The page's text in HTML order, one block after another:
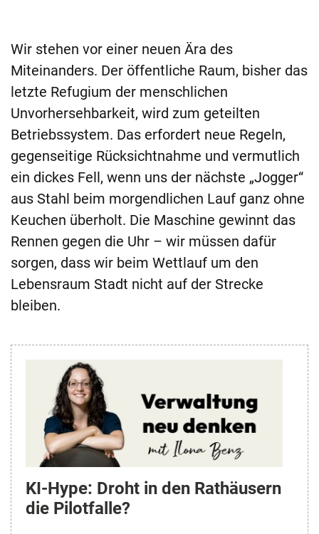
Wir stehen vor einer neuen Ära des
Miteinanders. Der öffentliche Raum, bisher das
letzte Refugium der menschlichen
Unvorhersehbarkeit, wird zum geteilten
Betriebssystem. Das erfordert neue Regeln,
gegenseitige Rücksichtnahme und vermutlich
ein dickes Fell, wenn uns der nächste „Jogger“
aus Stahl beim morgendlichen Lauf ganz ohne
Keuchen überholt. Die Maschine gewinnt das
Rennen gegen die Uhr – wir müssen dafür
sorgen, dass wir beim Wettlauf um den
Lebensraum Stadt nicht auf der Strecke
bleiben.
KI-Hype: Droht in den Rathäusern
die Pilotfalle?